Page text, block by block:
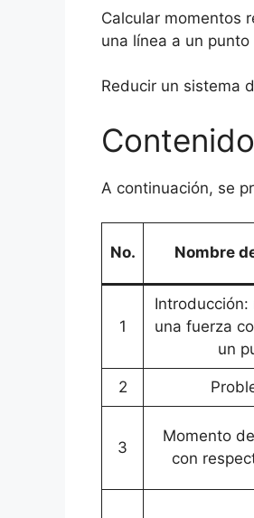
Calcular momentos
una línea a un punto
Reducir un sistema
A continuación, se
No. Nombre
1
una fuerza
un
2
3
Momento
con